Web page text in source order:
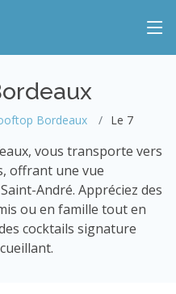
Bordeaux Le 7
vous transporte vers
offrant une vue
André. Appréciez des
ou en famille tout en
cocktails signature